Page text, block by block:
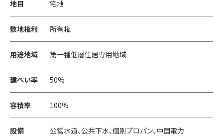
地目 宅地
敷地権利 所有権
用途地域 第一種低層住居専用地域
建ぺい率 50%
容積率 100%
設備 公営水道、公共下水、個別プロパン、中国電力